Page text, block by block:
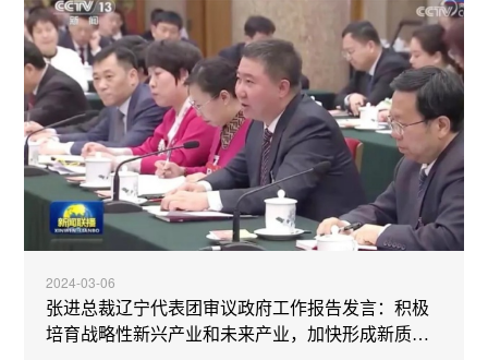
2024-03-06
张进总裁辽宁代表团审议政府工作报告发言：积极
培育战略性新兴产业和未来产业，加快形成新质生